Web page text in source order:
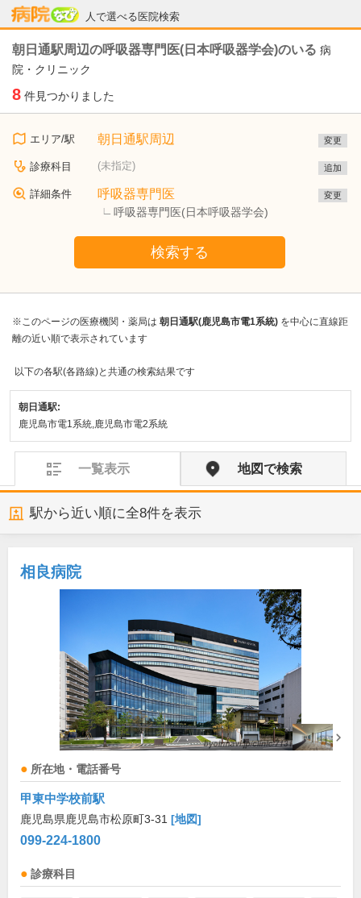
人で選べる医院検索
病院なび
朝日通駅周辺の呼吸器専門医(日本呼吸器学会)のいる 病
院・クリニック
8 件見つかりました
エリア/駅 朝日通駅周辺 変更
診療科目 (未指定) 追加
詳細条件 呼吸器専門医
呼吸器専門医(日本呼吸器学会)
変更
検索する
※このページの医療機関・薬局は 朝日通駅(鹿児島市電1系統) を中心に直線距
離の近い順で表示されています
以下の各駅(各路線)と共通の検索結果です
朝日通駅:
鹿児島市電1系統,鹿児島市電2系統
一覧表示 地図で検索
駅から近い順に全8件を表示
相良病院
所在地・電話番号
甲東中学校前駅
鹿児島県鹿児島市松原町3-31 [地図]
099-224-1800
診療科目